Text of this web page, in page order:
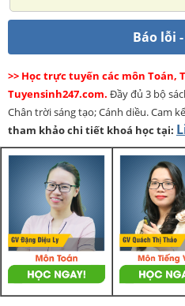
Báo lỗi
>> Học trực tuyến các môn Toán,
Tuyensinh247.com. Đầy đủ 3 bộ
Chân trời sáng tạo; Cánh diều. Cam
tham khảo chi tiết khoá học tại: